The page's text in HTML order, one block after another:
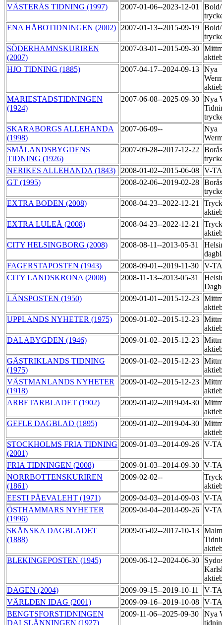
VÄSTERÅS TIDNING (1997)
2007-01-06--2023-12-01
ENA HÅBOTIDNINGEN (2002)
2007-01-13--2015-09-19
SÖDERHAMNSKURIREN
(2007)
2007-03-01--2015-09-30
HJO TIDNING (1885)
2007-04-17--2024-09-13 Nya
MARIESTADSTIDNINGEN
(1924)
2007-06-08--2025-09-30 Nya
SKARABORGS ALLEHANDA
(1998)
2007-06-09--
Nya
SMÅLANDSBYGDENS
TIDNING (1926)
2007-09-28--2017-12-22
NERIKES ALLEHANDA (1843)
2008-01-02--2015-06-08 V-
GT (1995)
2008-02-06--2019-02-28
EXTRA BODEN (2008)
2008-04-23--2022-12-21
EXTRA LULEÅ (2008)
2008-04-23--2022-12-21
CITY HELSINGBORG (2008)
2008-08-11--2013-05-31
FAGERSTAPOSTEN (1943)
2008-09-01--2019-11-30
V-
CITY LANDSKRONA (2008)
2008-11-13--2013-05-31
LÄNSPOSTEN (1950)
2009-01-01--2015-12-23
UPPLANDS NYHETER (1975)
2009-01-02--2015-12-23
DALABYGDEN (1946)
2009-01-02--2015-12-23
GÄSTRIKLANDS TIDNING
(1975)
2009-01-02--2015-12-23
VÄSTMANLANDS NYHETER
(1918)
2009-01-02--2015-12-23
ARBETARBLADET (1902)
2009-01-02--2019-04-30
GEFLE DAGBLAD (1895)
2009-01-02--2019-04-30
STOCKHOLMS FRIA TIDNING
(2001)
2009-01-03--2014-09-26 V-
FRIA TIDNINGEN (2008) 2009-01-03--2014-09-30 V-
NORRBOTTENSKURIREN
(1861)
2009-02-02--
EESTI PÄEVALEHT (1971)
2009-04-03--2014-09-03 V-
ÖSTHAMMARS NYHETER
(1996)
2009-04-04--2014-09-26 V-
SKÅNSKA DAGBLADET
(1888)
2009-05-02--2017-10-13
BLEKINGEPOSTEN (1945)
2009-06-12--2024-06-30
DAGEN (2004)
2009-09-15--2019-10-11
V-
VÄRLDEN IDAG (2001)
2009-09-16--2019-10-08 V-
BENGTSFORSTIDNINGEN
DALSLÄNNINGEN (1927)
2009-11-06--2025-09-30
Nya